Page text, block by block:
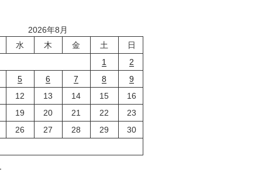
2026年8月
水 木 金 土
日
1
2
5 6 7 8
9
12 13 14 15
16
19 20 21 22
23
26 27 28 29
30